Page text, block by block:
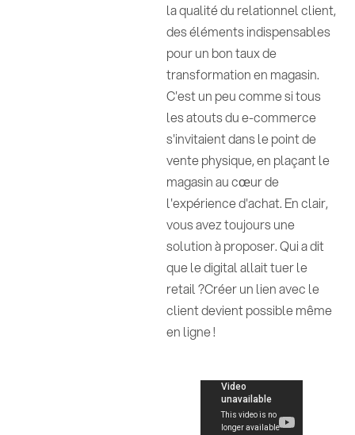
la qualité du relationnel client,
des éléments indispensables
pour un bon taux de
transformation en magasin.
C'est un peu comme si tous
les atouts du e-commerce
s'invitaient dans le point de
vente physique, en plaçant le
magasin au cœur de
l'expérience d'achat. En clair,
vous avez toujours une
solution à proposer. Qui a dit
que le digital allait tuer le
retail ?Créer un lien avec le
client devient possible même
en ligne !